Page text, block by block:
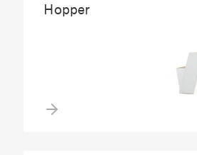
Hopper